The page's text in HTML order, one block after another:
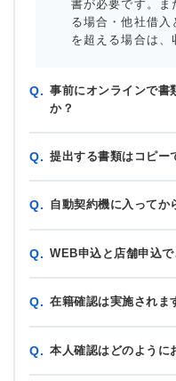
書が必要です。ま
る場合・他社借
を超える場合は、
Q. 事前にオンラインで書
か？
Q. 提出する書類はコピー
Q. 自動契約機に入ってか
Q. WEB申込と店舗申込
Q. 在籍確認は実施されま
Q. 本人確認はどのように